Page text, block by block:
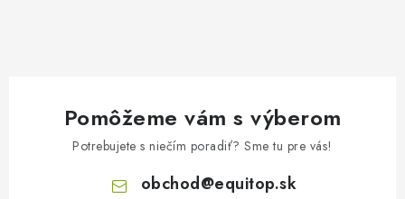
Pomôžeme vám s výberom
Potrebujete s niečím poradiť? Sme tu pre vás!
obchod@equitop.sk